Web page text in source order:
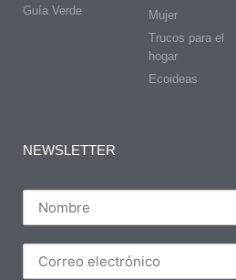
Guía Verde
Mujer
Trucos para el
hogar
Ecoideas
NEWSLETTER